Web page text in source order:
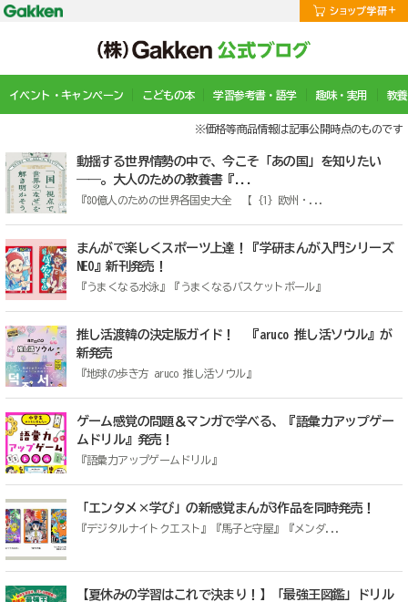
イベント・キャンペーン こどもの本 学習参考書・語学 趣味・実用 教
※価格等商品情報は記事公開時点のものです
動揺する世界情勢の中で、今こそ「あの国」を知りたい
――。大人のための教養書『...
『80億人のための世界各国史大全 【｛1｝欧州・...
まんがで楽しくスポーツ上達！『学研まんが入門シリーズ
NEO』新刊発売！
『うまくなる水泳』『うまくなるバスケットボール』
推し活渡韓の決定版ガイド！ 『aruco 推し活ソウル』が
新発売
『地球の歩き方 aruco 推し活ソウル』
ゲーム感覚の問題＆マンガで学べる、『語彙力アップゲー
ムドリル』発売！
『語彙力アップゲームドリル』
「エンタメ×学び」の新感覚まんが3作品を同時発売！
『デジタルナイトクエスト』『馬子と守屋』『メンダ...
【夏休みの学習はこれで決まり！】「最強王図鑑」ドリル